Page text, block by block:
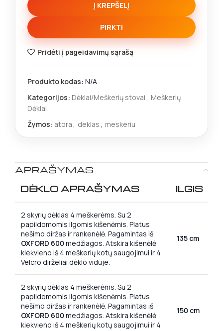
Į KREPŠELĮ
PIRKTI
Pridėti į pageidavimų sąrašą
Produkto kodas: N/A
Kategorijos: Dėklai/Meškerių stovai, Meškerių
Dėklai
Žymos: atora, deklas, meskeriu
APRAŠYMAS
DĖKLO APRAŠYMAS
ILGIS
2 skyrių dėklas 4 meškerėms. Su 2
papildomomis ilgomis kišenėmis. Platus
nešimo diržas ir rankenėlė. Pagamintas iš
OXFORD 600 medžiagos. Atskira kišenėlė
kiekvieno iš 4 meškerių kotų saugojimui ir 4
Velcro dirželiai dėklo viduje.
135 cm
2 skyrių dėklas 4 meškerėms. Su 2
papildomomis ilgomis kišenėmis. Platus
nešimo diržas ir rankenėlė. Pagamintas iš
OXFORD 600 medžiagos. Atskira kišenėlė
kiekvieno iš 4 meškerių kotų saugojimui ir 4
150 cm